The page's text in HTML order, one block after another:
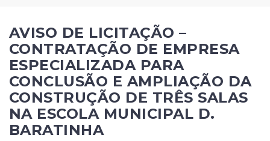
AVISO DE LICITAÇÃO –
CONTRATAÇÃO DE EMPRESA
ESPECIALIZADA PARA
CONCLUSÃO E AMPLIAÇÃO DA
CONSTRUÇÃO DE TRÊS SALAS
NA ESCOLA MUNICIPAL D.
BARATINHA